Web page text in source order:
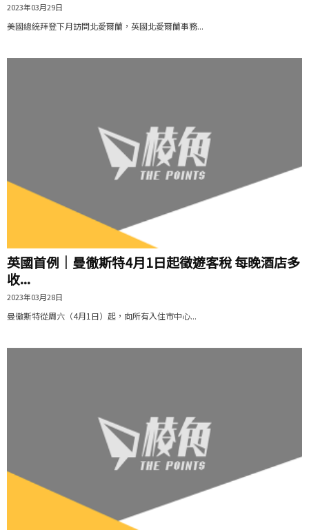
2023年03月29日
美國總統拜登下月訪問北愛爾蘭，英國北愛爾蘭事務...
英國首例｜曼徹斯特4月1日起徵遊客稅 每晚酒店多
收...
2023年03月28日
曼徹斯特從周六（4月1日）起，向所有入住市中心...